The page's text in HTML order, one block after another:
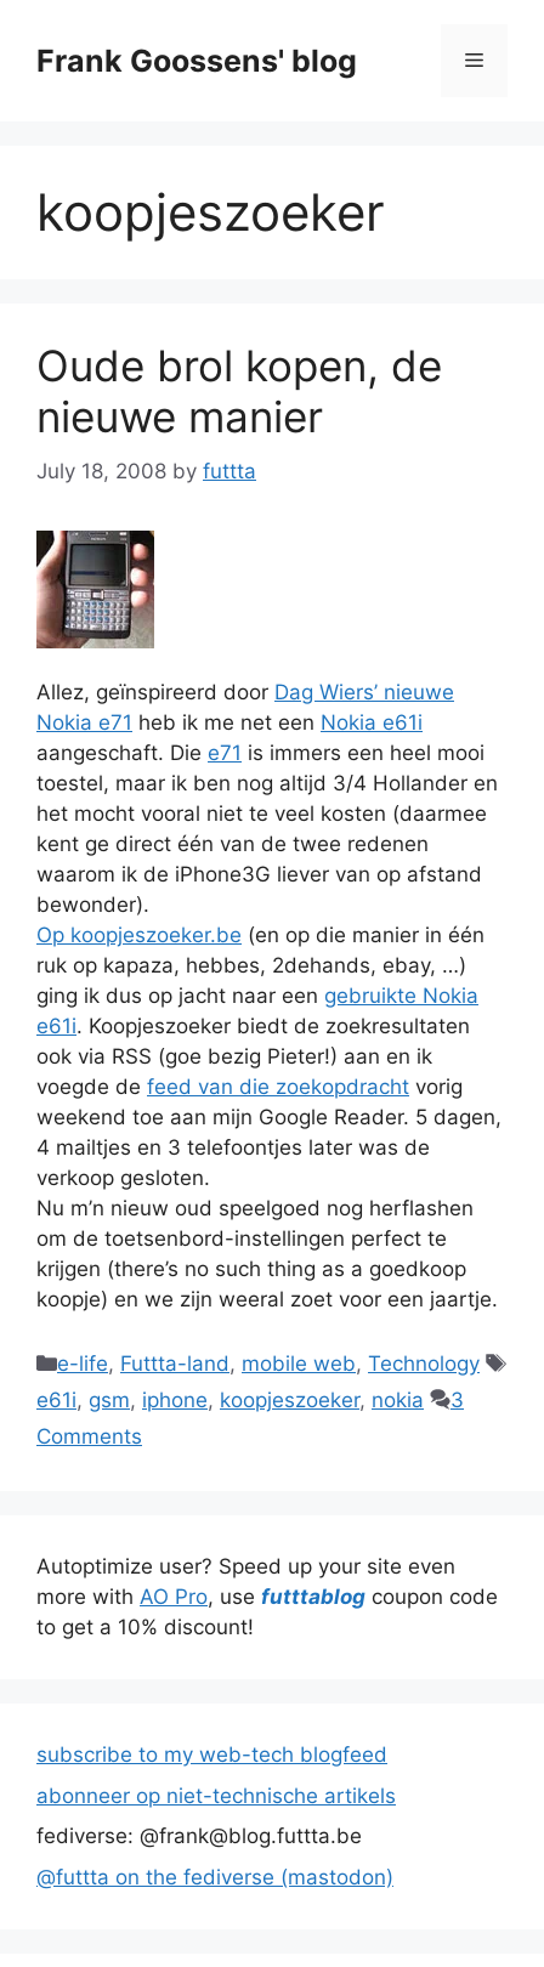
contentFrank Goossens' blog Menu
koopjeszoeker
Oude brol kopen, de
nieuwe manier
July 18, 2008 by futtta
Allez, geïnspireerd door Dag Wiers’ nieuwe
Nokia e71 heb ik me net een Nokia e61i
aangeschaft. Die e71 is immers een heel mooi
toestel, maar ik ben nog altijd 3/4 Hollander en
het mocht vooral niet te veel kosten (daarmee
kent ge direct één van de twee redenen
waarom ik de iPhone3G liever van op afstand
bewonder).
Op koopjeszoeker.be (en op die manier in één
ruk op kapaza, hebbes, 2dehands, ebay, …)
ging ik dus op jacht naar een gebruikte Nokia
e61i. Koopjeszoeker biedt de zoekresultaten
ook via RSS (goe bezig Pieter!) aan en ik
voegde de feed van die zoekopdracht vorig
weekend toe aan mijn Google Reader. 5 dagen,
4 mailtjes en 3 telefoontjes later was de
verkoop gesloten.
Nu m’n nieuw oud speelgoed nog herflashen
om de toetsenbord-instellingen perfect te
krijgen (there’s no such thing as a goedkoop
koopje) en we zijn weeral zoet voor een jaartje.
Categories
e-life, Futtta-land, mobile web, Technology
e61i, gsm, iphone, koopjeszoeker, nokia
3
Comments
Autoptimize user? Speed up your site even
more with AO Pro, use futttablog coupon code
to get a 10% discount!
subscribe to my web-tech blogfeed
abonneer op niet-technische artikels
fediverse: @frank@blog.futtta.be
@futtta on the fediverse (mastodon)